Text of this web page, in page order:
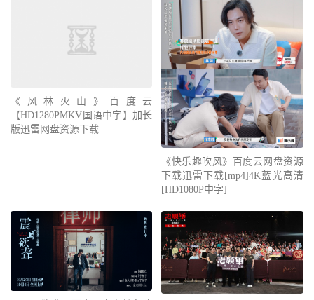
《风林火山》百度云
【HD1280PMKV国语中字】加长
版迅雷网盘资源下载
《快乐趣吹风》百度云网盘资源
下载迅雷下载[mp4]4K蓝光高清
[HD1080P中字]